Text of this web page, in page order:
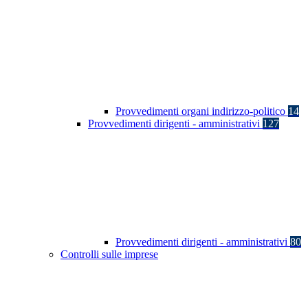
Provvedimenti organi indirizzo-politico 14
Provvedimenti dirigenti - amministrativi 127
Provvedimenti dirigenti - amministrativi 80
Controlli sulle imprese